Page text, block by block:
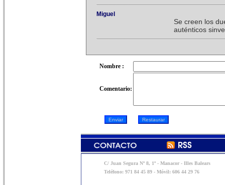
Miguel
Se creen los
auténticos
Nombre :
Comentario:
C/ Juan Segura Nº 8, 1º - Manacor - Illes Balears
Teléfono: 971 84 45 89 - Móvil: 606 44 29 76